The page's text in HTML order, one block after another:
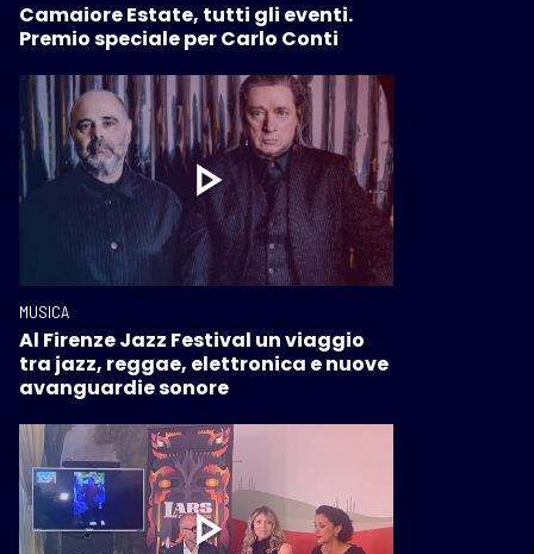
Camaiore Estate, tutti gli eventi.
Premio speciale per Carlo Conti
MUSICA
Al Firenze Jazz Festival un viaggio
tra jazz, reggae, elettronica e nuove
avanguardie sonore